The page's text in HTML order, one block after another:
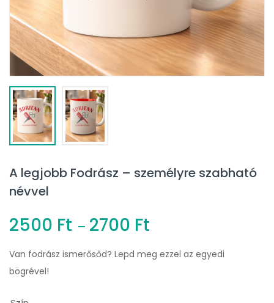
A legjobb Fodrász – személyre szabható
névvel
2500 Ft – 2700 Ft
Van fodrász ismerősőd? Lepd meg ezzel az egyedi
bögrével!